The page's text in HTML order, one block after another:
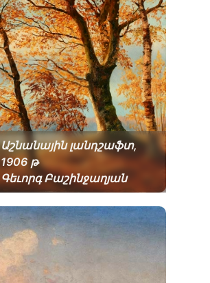
Աշնանային լանդշաֆտ,
1906 թ
Գեւորգ Բաշինջաղյան